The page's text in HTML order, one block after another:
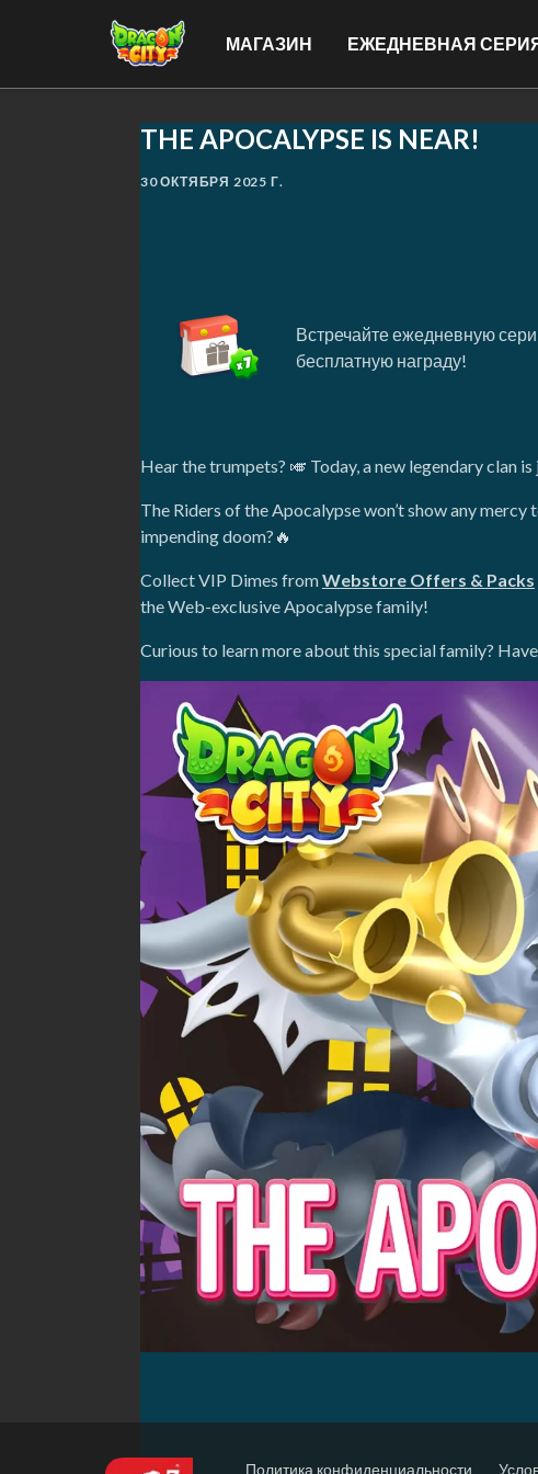
МАГАЗИН ЕЖЕДНЕВНАЯ
THE APOCALYPSE IS NEAR!
30 ОКТЯБРЯ 2025 Г.
Встречайте ежедневную
бесплатную награду!
Hear the trumpets? 🎺 Today, a new legendary clan
The Riders of the Apocalypse won’t show any
impending doom?🔥
Collect VIP Dimes fromWebstore Offers & Packs
the Web-exclusive Apocalypse family!
Curious to learn more about this special family?
Политика конфиденциальности